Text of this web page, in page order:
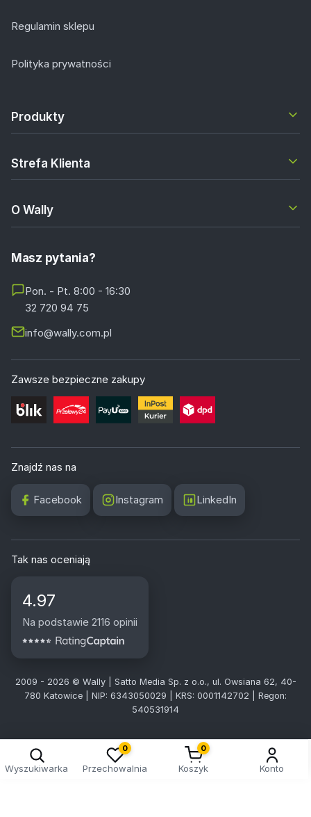
Regulamin sklepu
Polityka prywatności
Produkty
Strefa Klienta
O Wally
Masz pytania?
Pon. - Pt. 8:00 - 16:30
32 720 94 75
info@wally.com.pl
Zawsze bezpieczne zakupy
Znajdź nas na
Facebook Instagram LinkedIn
Tak nas oceniają
4.97
Na podstawie 2116 opinii
2009 - 2026 © Wally | Satto Media Sp. z o.o., ul. Owsiana 62, 40-
780 Katowice | NIP: 6343050029 | KRS: 0001142702 | Regon:
540531914
Wyszukiwarka
0
Przechowalnia
0
Koszyk Konto